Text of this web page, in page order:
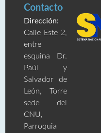
Contacto
Dirección:
Calle Este 2,
entre
esquina Dr.
Paúl y
Salvador de
León, Torre
sede del
CNU,
Parroquia